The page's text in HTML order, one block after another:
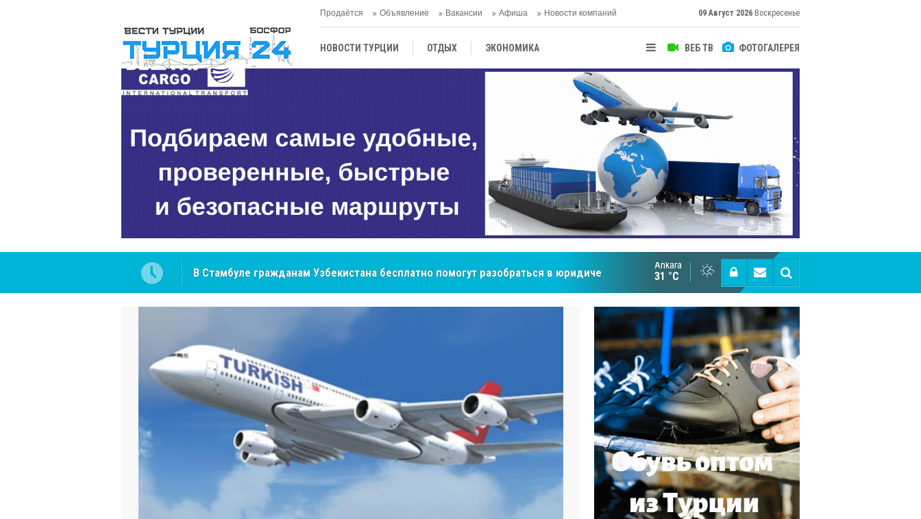
Продаётся Объявление Вакансии Афиша Новости компаний 09 Август 2026 Воскресенье
ВЕБ ТВ ФОТОГАЛЕРЕЯ
НОВОСТИ ТУРЦИИ ОТДЫХ ЭКОНОМИКА
ЦЕНТРАЛЬНАЯ АЗИЯ
в юридических NCS Jeans: турецкий бренд, покоривший сердца покупателей Центральной Азии Cottonhill покоряет мировые рынки
Ankara
31 °C